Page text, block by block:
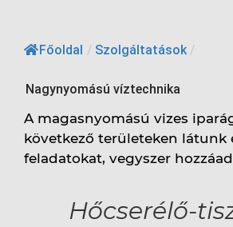
Karrier
EN
Partnerek
Elérhetőségek
Főoldal / Szolgáltatások /
Nagynyomású víztechnika
A magasnyomású vizes
következő területeken látunk
feladatokat, vegyszer
Hőcserélő-